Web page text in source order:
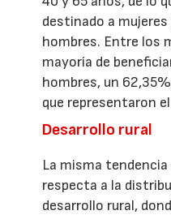
destinado a
hombres. Entre los
mayoría de
hombres, un
que representaron
Desarrollo rural
La misma
respecta a la
desarrollo rural,